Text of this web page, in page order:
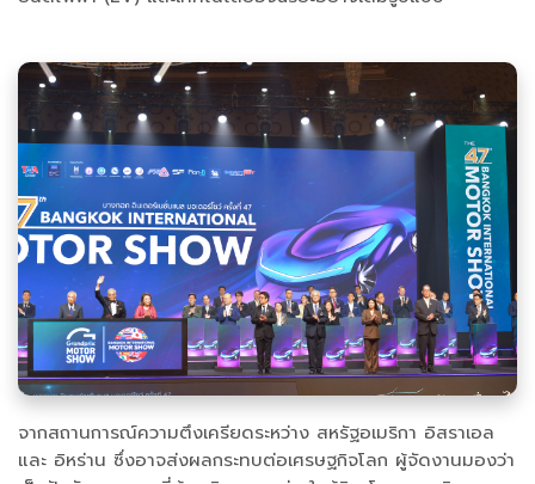
จากสถานการณ์ความตึงเครียดระหว่าง สหรัฐอเมริกา อิสราเอล
และ อิหร่าน ซึ่งอาจส่งผลกระทบต่อเศรษฐกิจโลก ผู้จัดงานมองว่า